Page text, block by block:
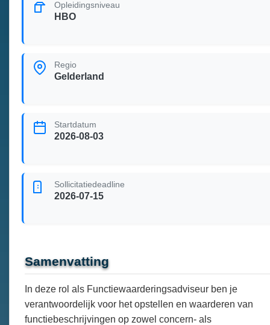
Opleidingsniveau
HBO
Regio
Gelderland
Startdatum
2026-08-03
Sollicitatiedeadline
2026-07-15
Samenvatting
In deze rol als Functiewaarderingsadviseur ben je
verantwoordelijk voor het opstellen en waarderen van
functiebeschrijvingen op zowel concern- als